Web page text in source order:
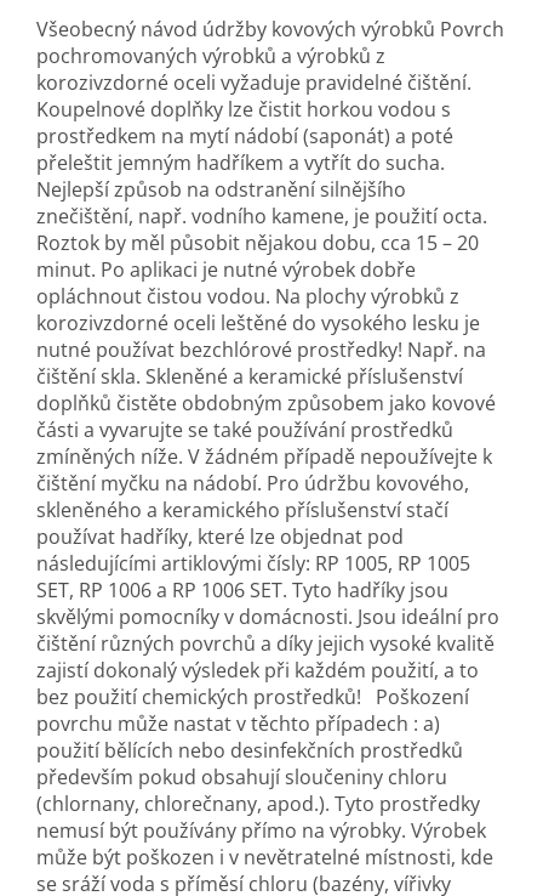
Všeobecný návod údržby kovových výrobků Povrch
pochromovaných výrobků a výrobků z
korozivzdorné oceli vyžaduje pravidelné čištění.
Koupelnové doplňky lze čistit horkou vodou s
prostředkem na mytí nádobí (saponát) a poté
přeleštit jemným hadříkem a vytřít do sucha.
Nejlepší způsob na odstranění silnějšího
znečištění, např. vodního kamene, je použití octa.
Roztok by měl působit nějakou dobu, cca 15 – 20
minut. Po aplikaci je nutné výrobek dobře
opláchnout čistou vodou. Na plochy výrobků z
korozivzdorné oceli leštěné do vysokého lesku je
nutné používat bezchlórové prostředky! Např. na
čištění skla. Skleněné a keramické příslušenství
doplňků čistěte obdobným způsobem jako kovové
části a vyvarujte se také používání prostředků
zmíněných níže. V žádném případě nepoužívejte k
čištění myčku na nádobí. Pro údržbu kovového,
skleněného a keramického příslušenství stačí
používat hadříky, které lze objednat pod
následujícími artiklovými čísly: RP 1005, RP 1005
SET, RP 1006 a RP 1006 SET. Tyto hadříky jsou
skvělými pomocníky v domácnosti. Jsou ideální pro
čištění různých povrchů a díky jejich vysoké kvalitě
zajistí dokonalý výsledek při každém použití, a to
bez použití chemických prostředků! Poškození
povrchu může nastat v těchto případech : a)
použití bělících nebo desinfekčních prostředků
především pokud obsahují sloučeniny chloru
(chlornany, chlorečnany, apod.). Tyto prostředky
nemusí být používány přímo na výrobky. Výrobek
může být poškozen i v nevětratelné místnosti, kde
se sráží voda s příměsí chloru (bazény, vířivky